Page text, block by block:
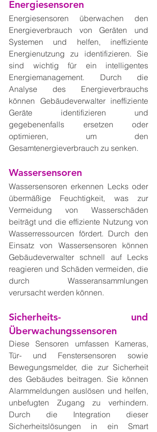
Energiesensoren
Energiesensoren überwachen den
Energieverbrauch von Geräten und
Systemen und helfen, ineffiziente
Energienutzung zu identifizieren. Sie
sind wichtig für ein intelligentes
Energiemanagement. Durch die
Analyse des Energieverbrauchs
können Gebäudeverwalter ineffiziente
Geräte identifizieren und
gegebenenfalls ersetzen oder
optimieren, um den
Gesamtenergieverbrauch zu senken.
Wassersensoren
Wassersensoren erkennen Lecks oder
übermäßige Feuchtigkeit, was zur
Vermeidung von Wasserschäden
beiträgt und die effiziente Nutzung von
Wasserressourcen fördert. Durch den
Einsatz von Wassersensoren können
Gebäudeverwalter schnell auf Lecks
reagieren und Schäden vermeiden, die
durch Wasseransammlungen
verursacht werden können.
Sicherheits- und
Überwachungssensoren
Diese Sensoren umfassen Kameras,
Tür- und Fenstersensoren sowie
Bewegungsmelder, die zur Sicherheit
des Gebäudes beitragen. Sie können
Alarmmeldungen auslösen und helfen,
unbefugten Zugang zu verhindern.
Durch die Integration dieser
Sicherheitslösungen in ein Smart